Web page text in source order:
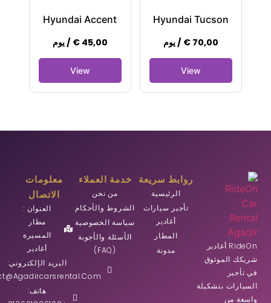
Hyundai Tucson
€ 70,00 / يوم
Hyundai Accent
€45,00 / يوم
RideOn أغادير
شريكك الموثوق
في تأجير
السيارات بتشكيلة
واسعة من
روابط سريعة
الرئيسية
تأجير سيارات
أغادير
المطار
مدونة
خدمة العملاء
من نحن
الشروط والأحكام
سياسة الخصوصية
الأسئلة والأجوبة
(FAQ)
معلومات
الاتصال
العنوان :
مطار
المسيرة
أغادير
البريد الإلكتروني:
هاتف: